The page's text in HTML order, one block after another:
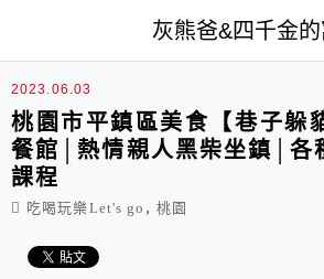
灰熊爸&四千金
2023.06.03
桃園市平鎮區美食【巷子躲
餐館│熱情親人黑柴坐鎮│各
課程
吃喝玩樂Let's go , 桃園